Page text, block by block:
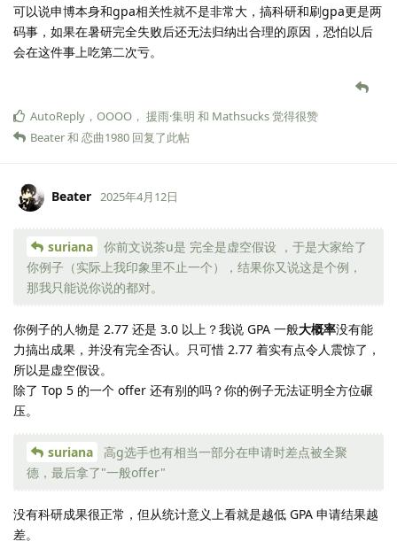
可以说申博本身和gpa相关性就不是非常大，搞科研和刷gpa更是两
码事，如果在暑研完全失败后还无法归纳出合理的原因，恐怕以后
会在这件事上吃第二次亏。
AutoReply ， OOOO ， 援雨·集明 和 Mathsucks觉得很赞
Beater和 恋曲1980 回复了此帖
Beater 2025年4月12日
suriana
你前文说茶u是 完全是虚空假设 ，于是大家给了
你例子（实际上我印象里不止一个），结果你又说这是个例，
那我只能说你说的都对。
你例子的人物是 2.77 还是 3.0 以上？我说 GPA 一般大概率没有能
力搞出成果，并没有完全否认。只可惜 2.77 着实有点令人震惊了，
所以是虚空假设。
除了 Top 5 的一个 offer 还有别的吗？你的例子无法证明全方位碾
压。
suriana
高g选手也有相当一部分在申请时差点被全聚
德，最后拿了"一般offer"
没有科研成果很正常，但从统计意义上看就是越低 GPA 申请结果越
差。